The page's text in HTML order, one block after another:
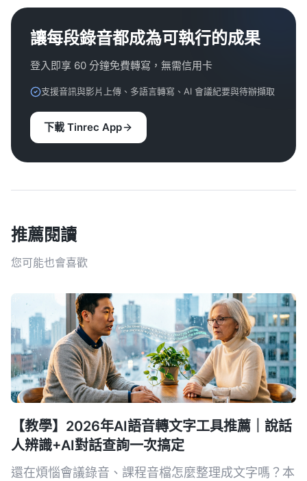
讓每段錄音都成為可執行的成果
登入即享 60 分鐘免費轉寫，無需信用卡
支援音訊與影片上傳、多語言轉寫、AI 會議紀要與待辦擷取
下載 Tinrec App
推薦閱讀
您可能也會喜歡
【教學】2026年AI語音轉文字工具推薦｜說話
人辨識+AI對話查詢一次搞定
還在煩惱會議錄音、課程音檔怎麼整理成文字嗎？本